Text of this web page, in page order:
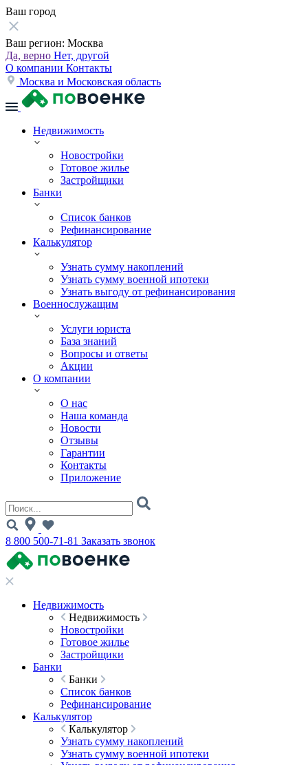
Ваш город
Ваш регион: Москва
Да, верно Нет, другой
О компании Контакты
Москва и Московская область
Недвижимость
Новостройки
Готовое жилье
Застройщики
Банки
Список банков
Рефинансирование
Калькулятор
Узнать сумму накоплений
Узнать сумму военной ипотеки
Узнать выгоду от рефинансирования
Военнослужащим
Услуги юриста
База знаний
Вопросы и ответы
Акции
О компании
О нас
Наша команда
Новости
Отзывы
Гарантии
Контакты
Приложение
8 800 500-71-81 Заказать звонок
Недвижимость
Недвижимость
Новостройки
Готовое жилье
Застройщики
Банки
Банки
Список банков
Рефинансирование
Калькулятор
Калькулятор
Узнать сумму накоплений
Узнать сумму военной ипотеки